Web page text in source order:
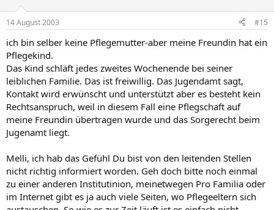
14 August 2003 #15
ich bin selber keine Pflegemutter-aber meine Freundin hat ein
Pflegekind.
Das Kind schläft jedes zweites Wochenende bei seiner
leiblichen Familie. Das ist freiwillig. Das Jugendamt sagt,
Kontakt wird erwünscht und unterstützt aber es besteht kein
Rechtsanspruch, weil in diesem Fall eine Pflegschaft auf
meine Freundin übertragen wurde und das Sorgerecht beim
Jugenamt liegt.
Melli, ich hab das Gefühl Du bist von den leitenden Stellen
nicht richtig informiert worden. Geh doch bitte noch einmal
zu einer anderen Institutinion, meinetwegen Pro Familia oder
im Internet gibt es ja auch viele Seiten, wo Pflegeeltern sich